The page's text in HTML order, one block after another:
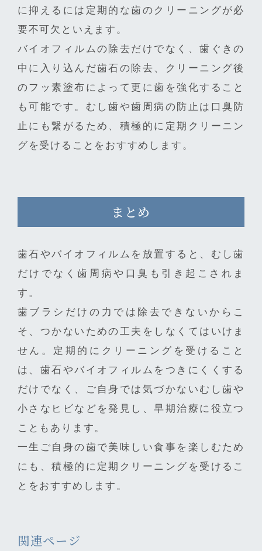
に抑えるには定期的な歯のクリーニングが必
要不可欠といえます。
バイオフィルムの除去だけでなく、歯ぐきの
中に入り込んだ歯石の除去、クリーニング後
のフッ素塗布によって更に歯を強化すること
も可能です。むし歯や歯周病の防止は口臭防
止にも繋がるため、積極的に定期クリーニン
グを受けることをおすすめします。
まとめ
歯石やバイオフィルムを放置すると、むし歯
だけでなく歯周病や口臭も引き起こされま
す。
歯ブラシだけの力では除去できないからこ
そ、つかないための工夫をしなくてはいけま
せん。定期的にクリーニングを受けること
は、歯石やバイオフィルムをつきにくくする
だけでなく、ご自身では気づかないむし歯や
小さなヒビなどを発見し、早期治療に役立つ
こともあります。
一生ご自身の歯で美味しい食事を楽しむため
にも、積極的に定期クリーニングを受けるこ
とをおすすめします。
関連ページ